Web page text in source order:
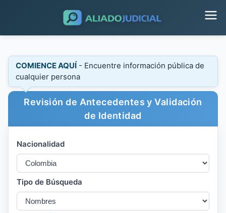
COMIENCE AQUÍ - Encuentre información pública de
cualquier persona
Revisión de Antecedentes y Validación
de Identidad
Nacionalidad
Tipo de Búsqueda